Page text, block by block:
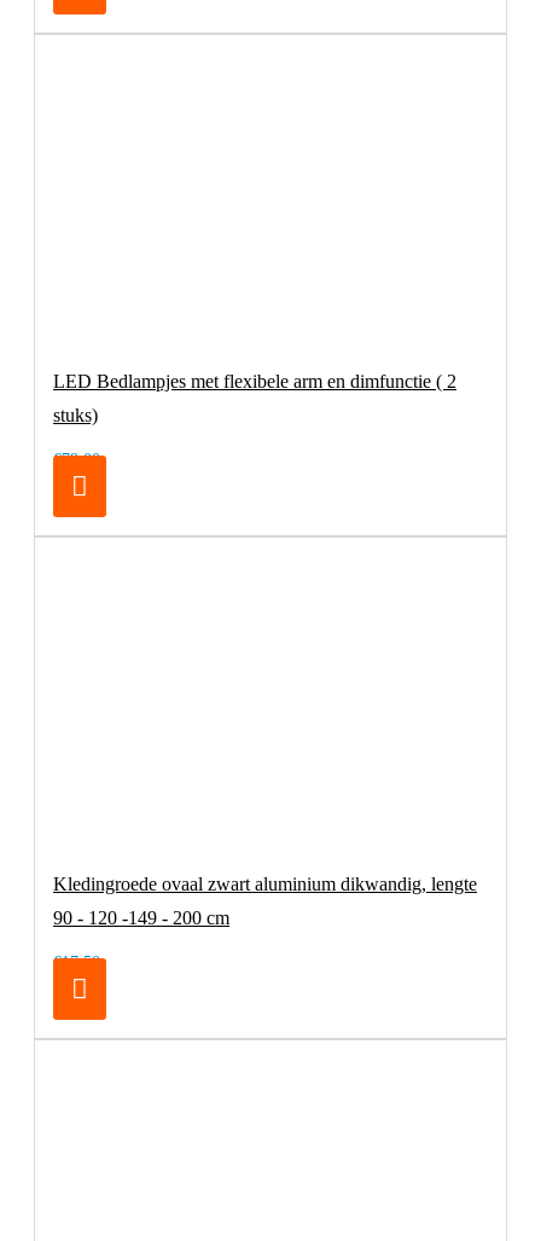
LED Bedlampjes met flexibele arm en dimfunctie ( 2
stuks)
€79,00
Kledingroede ovaal zwart aluminium dikwandig, lengte
90 - 120 -149 - 200 cm
€17,50